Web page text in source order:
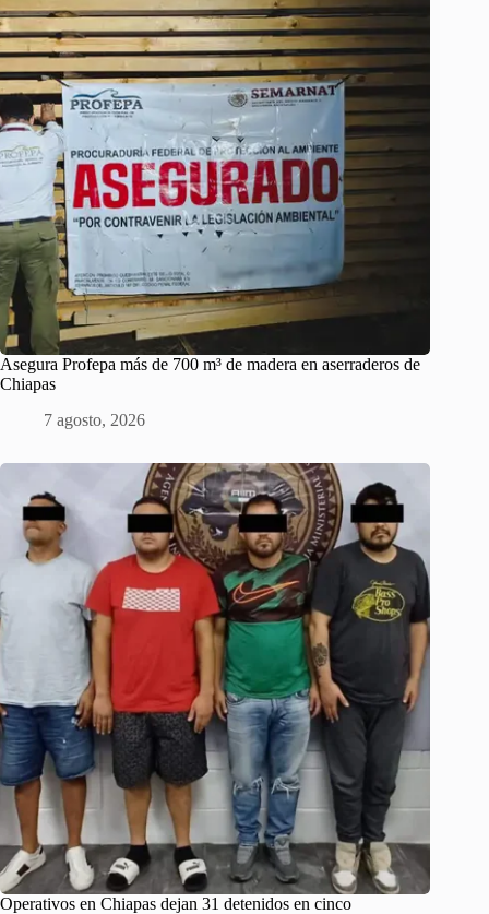
Asegura Profepa más de 700 m³ de madera en aserraderos de
Chiapas
7 agosto, 2026
Operativos en Chiapas dejan 31 detenidos en cinco